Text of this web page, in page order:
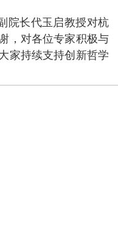
院长代玉启教授对杭
，对各位专家积极与
家持续支持创新哲学